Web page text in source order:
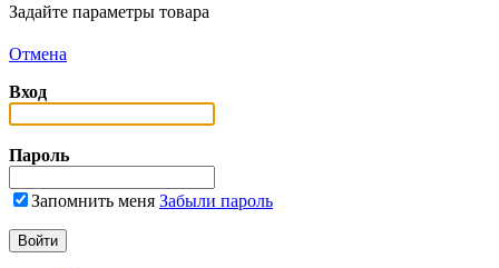
Задайте параметры товара
Отмена
Вход
Пароль
Запомнить меня Забыли пароль